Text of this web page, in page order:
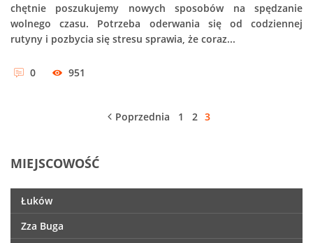
chętnie poszukujemy nowych sposobów na spędzanie
wolnego czasu. Potrzeba oderwania się od codziennej
rutyny i pozbycia się stresu sprawia, że coraz...
0 951
Poprzednia 1 2 3
MIEJSCOWOŚĆ
Łuków
Zza Buga